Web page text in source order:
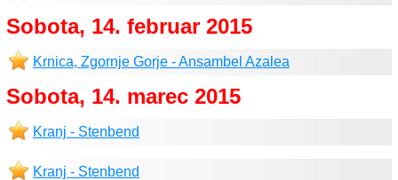
Sobota, 14. februar 2015
Krnica, Zgornje Gorje - Ansambel Azalea
Sobota, 14. marec 2015
Kranj - Stenbend
Kranj - Stenbend